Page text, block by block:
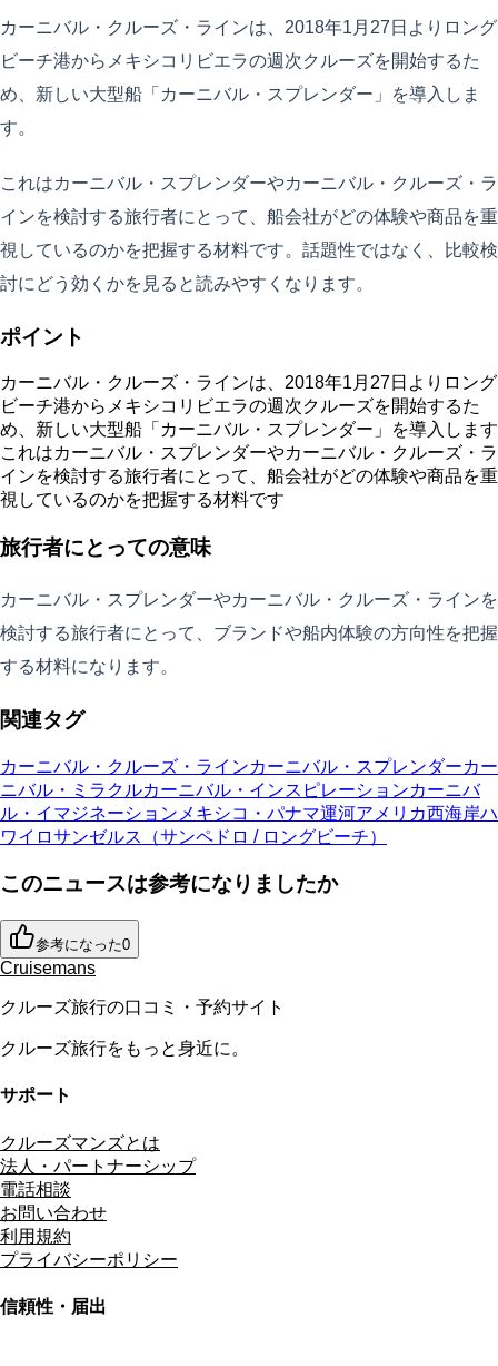
カーニバル・クルーズ・ラインは、2018年1月27日よりロング
ビーチ港からメキシコリビエラの週次クルーズを開始するた
め、新しい大型船「カーニバル・スプレンダー」を導入しま
す。
これはカーニバル・スプレンダーやカーニバル・クルーズ・ラ
インを検討する旅行者にとって、船会社がどの体験や商品を重
視しているのかを把握する材料です。話題性ではなく、比較検
討にどう効くかを見ると読みやすくなります。
ポイント
カーニバル・クルーズ・ラインは、2018年1月27日よりロング
ビーチ港からメキシコリビエラの週次クルーズを開始するた
め、新しい大型船「カーニバル・スプレンダー」を導入します
これはカーニバル・スプレンダーやカーニバル・クルーズ・ラ
インを検討する旅行者にとって、船会社がどの体験や商品を重
視しているのかを把握する材料です
旅行者にとっての意味
カーニバル・スプレンダーやカーニバル・クルーズ・ラインを
検討する旅行者にとって、ブランドや船内体験の方向性を把握
する材料になります。
関連タグ
カーニバル・クルーズ・ラインカーニバル・スプレンダーカー
ニバル・ミラクルカーニバル・インスピレーションカーニバ
ル・イマジネーション メキシコ・パナマ運河アメリカ西海岸ハ
ワイ ロサンゼルス（サンペドロ / ロングビーチ）
このニュースは参考になりましたか
参考になった0
Cruisemans
クルーズ旅行の口コミ・予約サイト
クルーズ旅行をもっと身近に。
サポート
クルーズマンズとは
法人・パートナーシップ
電話相談
お問い合わせ
利用規約
プライバシーポリシー
信頼性・届出